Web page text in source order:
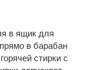
в ящик для
в барабан
стирки с